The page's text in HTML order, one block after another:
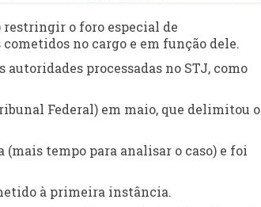
restringir o foro especial de
no cargo e em função dele.
processadas no STJ, como
Federal) em maio, que delimitou o
tempo para analisar o caso) e foi
à primeira instância.